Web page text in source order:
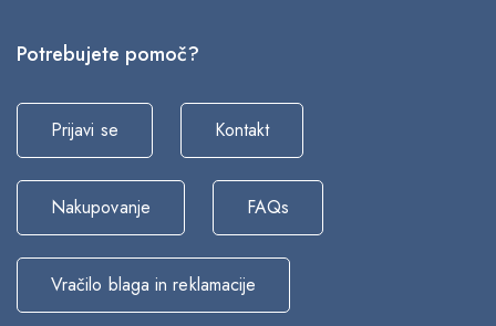
Potrebujete pomoč?
Prijavi se Kontakt
Nakupovanje FAQs
Vračilo blaga in reklamacije